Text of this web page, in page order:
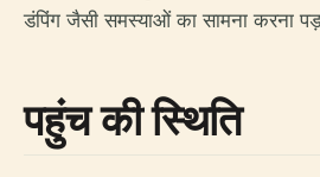
डंपिंग जैसी समस्याओं का सामना करना
पहुंच की स्थिति